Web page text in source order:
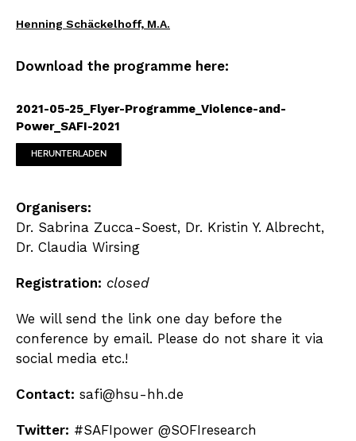
Henning Schäckelhoff, M.A.
Download the programme here:
2021-05-25_Flyer-Programme_Violence-and-
Power_SAFI-2021
HERUNTERLADEN
Organisers:
Dr. Sabrina Zucca-Soest, Dr. Kristin Y. Albrecht,
Dr. Claudia Wirsing
Registration: closed
We will send the link one day before the
conference by email. Please do not share it via
social media etc.!
Contact: safi@hsu-hh.de
Twitter: #SAFIpower @SOFIresearch